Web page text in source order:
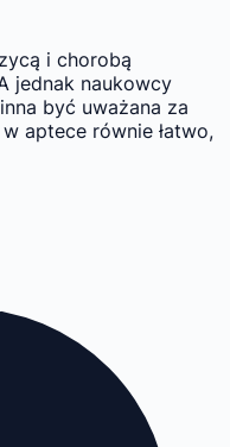
i chorobą
jednak naukowcy
być uważana za
aptece równie łatwo,